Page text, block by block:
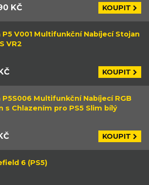
KČ KOUPIT
P5 V001 Multifunkční Nabíjecí Stojan
VR2
KOUPIT
P5S006 Multifunkční Nabíjecí RGB
s Chlazením pro PS5 Slim bílý
KOUPIT
6 (PS5)